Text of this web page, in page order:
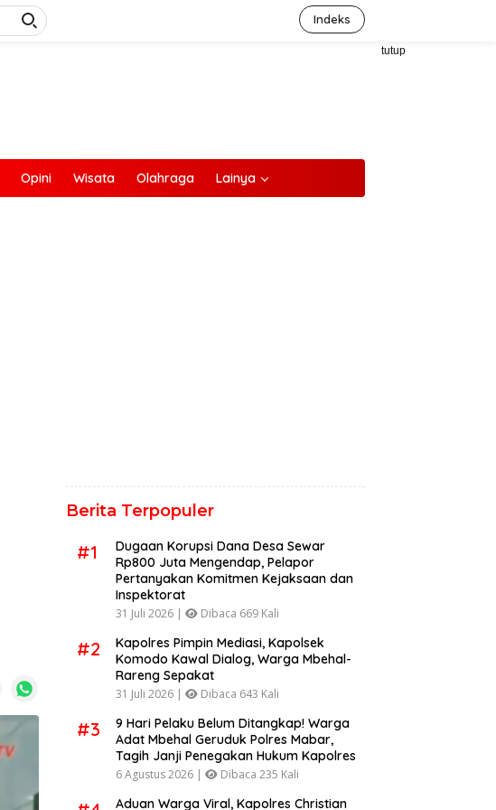
Indeks
tutup
Opini Wisata Olahraga Lainya
Berita Terpopuler
#1
Dugaan Korupsi Dana Desa Sewar
Rp800 Juta Mengendap, Pelapor
Pertanyakan Komitmen Kejaksaan dan
Inspektorat
31 Juli 2026 | Dibaca 669 Kali
#2
Kapolres Pimpin Mediasi, Kapolsek
Komodo Kawal Dialog, Warga Mbehal-
Rareng Sepakat
31 Juli 2026 | Dibaca 643 Kali
#3
9 Hari Pelaku Belum Ditangkap! Warga
Adat Mbehal Geruduk Polres Mabar,
Tagih Janji Penegakan Hukum Kapolres
6 Agustus 2026 | Dibaca 235 Kali
Aduan Warga Viral, Kapolres Christian